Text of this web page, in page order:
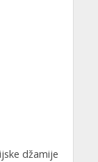
džamije